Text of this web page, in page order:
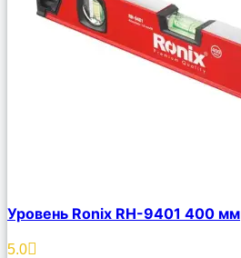
Описание
Избранное
Уровень Ronix RH-9401 400 мм
5.0